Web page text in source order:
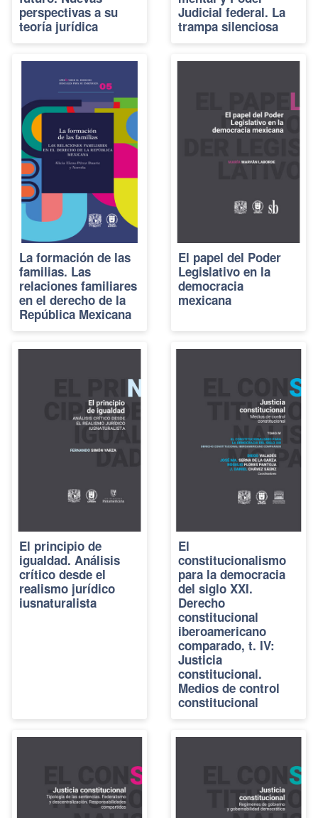
perspectivas a su
teoría jurídica
Judicial federal. La
trampa silenciosa
La formación de las
familias. Las
relaciones familiares
en el derecho de la
República Mexicana
El papel del Poder
Legislativo en la
democracia
mexicana
El principio de
igualdad. Análisis
crítico desde el
realismo jurídico
iusnaturalista
El
constitucionalismo
para la democracia
del siglo XXI.
Derecho
constitucional
iberoamericano
comparado, t. IV:
Justicia
constitucional.
Medios de control
constitucional